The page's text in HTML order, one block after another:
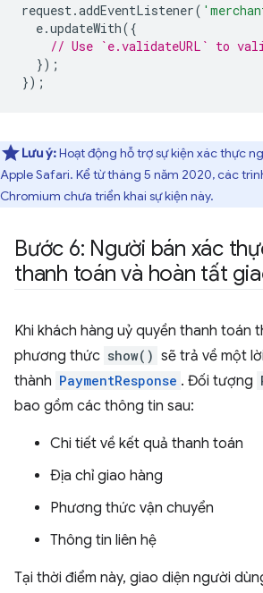
request.addEventListener(
e.updateWith({
// Use `e.validateURL` to
});
});
Lưu ý:Hoạt động hỗ trợ sự kiện xác thực
Apple Safari. Kể từ tháng 5 năm 2020, các
Chromium chưa triển khai sự kiện này.
Bước 6: Người bán xác
thanh toán và hoàn tất
Khi khách hàng uỷ quyền thanh toán
phương thức show() sẽ trả về một
thành PaymentResponse . Đối tượng
bao gồm các thông tin sau:
Chi tiết về kết quả thanh toán
Ðịa chỉ giao hàng
Phương thức vận chuyển
Thông tin liên hệ
Tại thời điểm này, giao diện người